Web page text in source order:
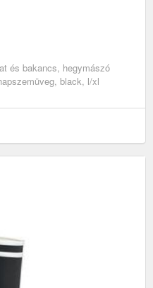
és bakancs, hegymászó
black, l/xl